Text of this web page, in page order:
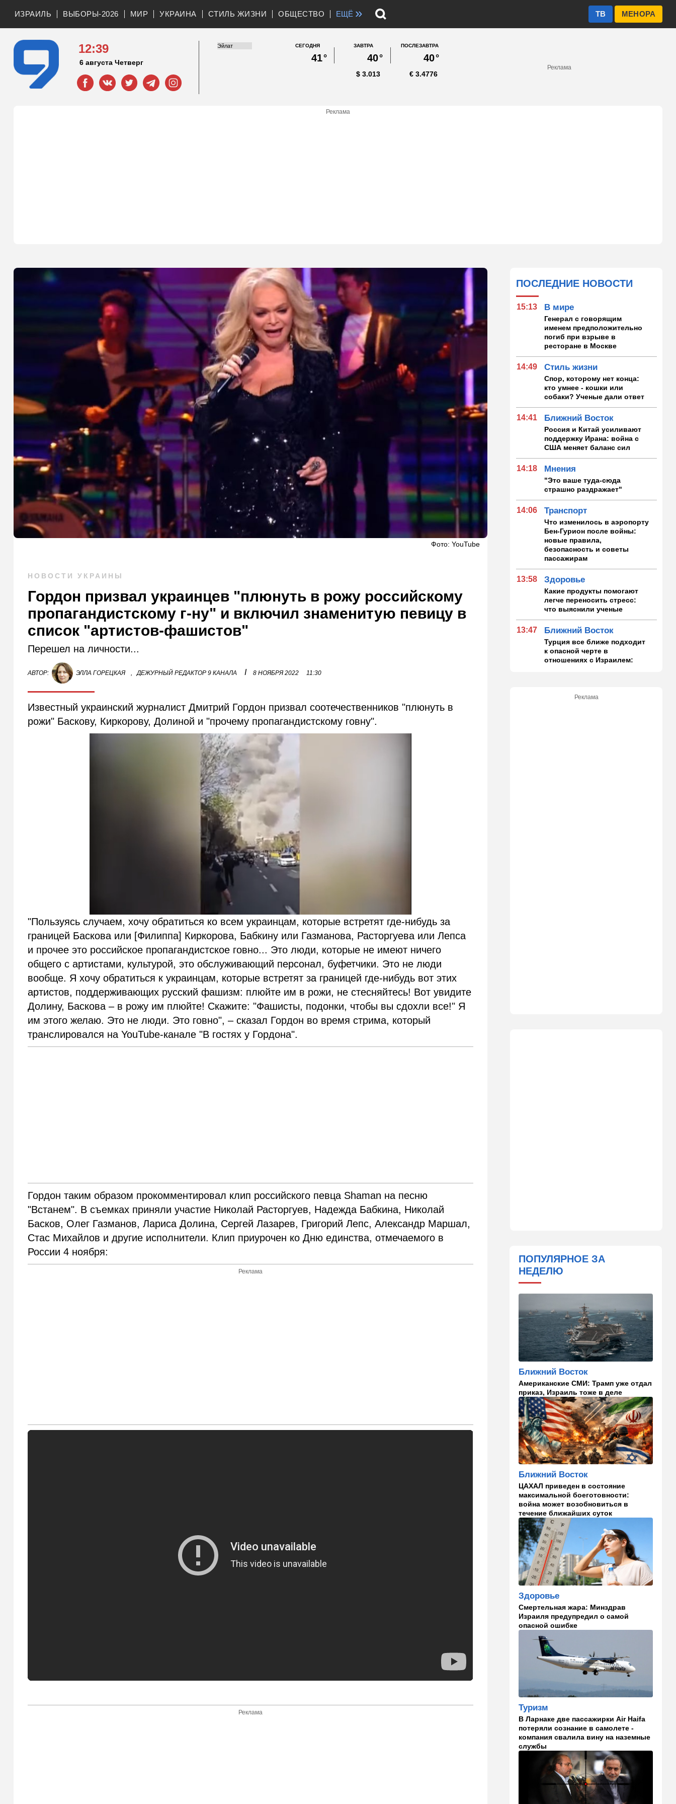
ИЗРАИЛЬ ВЫБОРЫ-2026 МИР УКРАИНА СТИЛЬ ЖИЗНИ ОБЩЕСТВО ЕЩЁ » МЕНОРА
ТВ
12:39
6 августа Четверг
СЕГОДНЯ
41°
ЗАВТРА
40°
ПОСЛЕЗАВТРА
40°
3.013
$ 3.4776
€
Реклама
Реклама
Фото: YouTube
НОВОСТИ УКРАИНЫ
Гордон призвал украинцев "плюнуть в рожу российскому
пропагандистскому г-ну" и включил знаменитую певицу в
список "артистов-фашистов"
Перешел на личности...
АВТОР: ЭЛЛА ГОРЕЦКАЯ , ДЕЖУРНЫЙ РЕДАКТОР 9 КАНАЛА I 8 НОЯБРЯ 2022 11:30
Известный украинский журналист Дмитрий Гордон призвал соотечественников "плюнуть в
рожи" Баскову, Киркорову, Долиной и "прочему пропагандистскому говну".
"Пользуясь случаем, хочу обратиться ко всем украинцам, которые встретят где-нибудь за
границей Баскова или [Филиппа] Киркорова, Бабкину или Газманова, Расторгуева или Лепса
и прочее это российское пропагандистское говно... Это люди, которые не имеют ничего
общего с артистами, культурой, это обслуживающий персонал, буфетчики. Это не люди
вообще. Я хочу обратиться к украинцам, которые встретят за границей где-нибудь вот этих
артистов, поддерживающих русский фашизм: плюйте им в рожи, не стесняйтесь! Вот увидите
Долину, Баскова – в рожу им плюйте! Скажите: "Фашисты, подонки, чтобы вы сдохли все!" Я
им этого желаю. Это не люди. Это говно", – сказал Гордон во время стрима, который
транслировался на YouTube-канале "В гостях у Гордона".
Гордон таким образом прокомментировал клип российского певца Shaman на песню
"Встанем". В съемках приняли участие Николай Расторгуев, Надежда Бабкина, Николай
Басков, Олег Газманов, Лариса Долина, Сергей Лазарев, Григорий Лепс, Александр Маршал,
Стас Михайлов и другие исполнители. Клип приурочен ко Дню единства, отмечаемого в
России 4 ноября:
Реклама
Реклама
ПОСЛЕДНИЕ НОВОСТИ
15:13 В мире
Генерал с говорящим
именем предположительно
погиб при взрыве в
ресторане в Москве
14:49 Стиль жизни
Спор, которому нет конца:
кто умнее - кошки или
собаки? Ученые дали ответ
14:41 Ближний Восток
Россия и Китай усиливают
поддержку Ирана: война с
США меняет баланс сил
14:18 Мнения
"Это ваше туда-сюда
страшно раздражает"
14:06 Транспорт
Что изменилось в аэропорту
Бен-Гурион после войны:
новые правила,
безопасность и советы
пассажирам
13:58 Здоровье
Какие продукты помогают
легче переносить стресс:
что выяснили ученые
13:47 Ближний Восток
Турция все ближе подходит
к опасной черте в
отношениях с Израилем:
Помидоры научились
Ярославле горит НПЗ,
пожары в Тверской и
Курской областях
09:15 В мире
Муравейник без самцов и
рабочих: ученые нашли
"общество одних королев"
09:02 Недвижимость
Налог на аренду в Израиле:
владелец квартиры
09:01 В мире
Скандальная публикация
WP: один вопрос Трампа
поставил Хегсета в крайне
неудобное положение
01:30 Точка вкуса
оказалась полезна не только
для сердца
01:03 Израиль
Погода в Израиле на
четверг, 6 августа: в
некоторых районах
температура понизится
23:57 Мнения
Война на износ
23:12 Новости Украины
Квартиры, ремонт и
Mercedes: экс-посла
Украины в США
подозревают в незаконном
обогащении
Ближний Восток
проливу почти
договорились, но Израиль и
США могут сорвать
соглашение
21:39 Мнения
Марокканские военные
копируют опыт израильских
коллег
Выборы в Израиле
От Нетаниягу - к Либерману:
Реклама
ПОПУЛЯРНОЕ ЗА
НЕДЕЛЮ
Ближний Восток
Американские СМИ: Трамп уже отдал
приказ, Израиль тоже в деле
Ближний Восток
ЦАХАЛ приведен в состояние
максимальной боеготовности:
война может возобновиться в
течение ближайших суток
Здоровье
Смертельная жара: Минздрав
Израиля предупредил о самой
опасной ошибке
Туризм
В Ларнаке две пассажирки Air Haifa
потеряли сознание в самолете -
компания свалила вину на наземные
службы